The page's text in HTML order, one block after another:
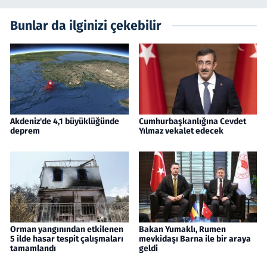
Bunlar da ilginizi çekebilir
Akdeniz'de 4,1 büyüklüğünde
deprem
Cumhurbaşkanlığına Cevdet
Yılmaz vekalet edecek
Orman yangınından etkilenen
5 ilde hasar tespit çalışmaları
tamamlandı
Bakan Yumaklı, Rumen
mevkidaşı Barna ile bir araya
geldi